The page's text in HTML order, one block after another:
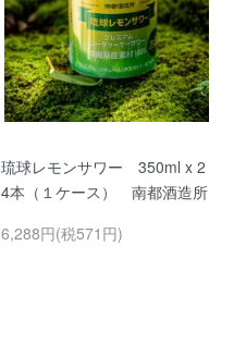
琉球レモンサワー 350ml x 2
4本（１ケース） 南都酒造所
6,288円(税571円)